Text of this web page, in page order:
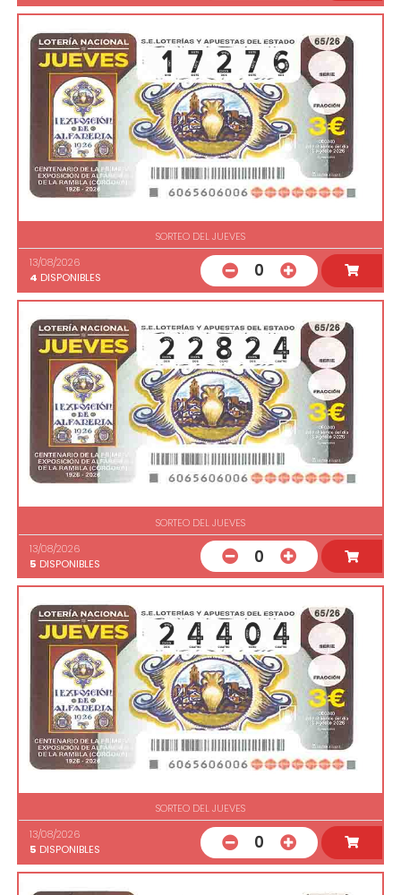
SORTEO DEL JUEVES
13/08/2026
4 DISPONIBLES 0
SORTEO DEL JUEVES
13/08/2026
5 DISPONIBLES 0
SORTEO DEL JUEVES
13/08/2026
5 DISPONIBLES 0